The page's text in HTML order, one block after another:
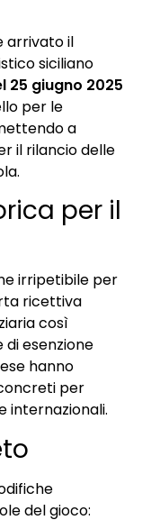
arrivato il
siciliano
25 giugno 2025
per le
a
il rilancio delle
per il
irripetibile per
ricettiva
così
esenzione
hanno
per
internazionali.
del gioco: